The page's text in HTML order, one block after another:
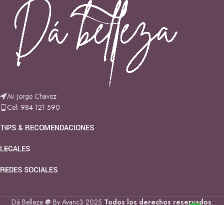
Av. Jorge Chavez
Cel: 984 121 590
TIPS & RECOMENDACIONES
LEGALES
REDES SOCIALES
Dá Belleza @ By Avanc3 2025 Todos los derechos reservados.